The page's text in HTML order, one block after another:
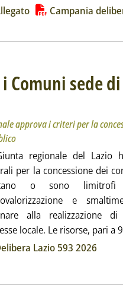
Campania
Comuni sede
quelli limitrofi. La Giunta regionale
21 luglio 2026 alle 9.37.
approva i criteri per la
regionale del Lazio
per la concessione dei
o sono
e
alla realizzazione
locale. Le risorse, pari a
Lazio 593 2026